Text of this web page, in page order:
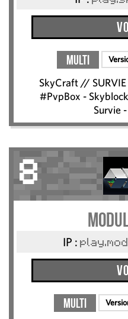
Multi
SkyCraft //
#PvpBox -
Survie
8
IP :
Multi